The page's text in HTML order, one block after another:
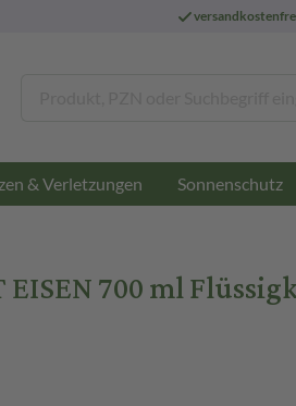
& Verletzungen Sonnenschutz
700 ml